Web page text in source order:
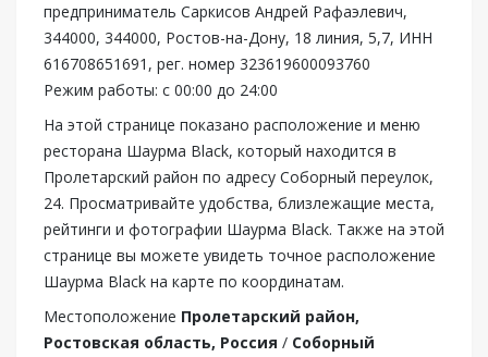
предприниматель Саркисов Андрей Рафаэлевич,
344000, 344000, Ростов-на-Дону, 18 линия, 5,7, ИНН
616708651691, рег. номер 323619600093760
Режим работы: с 00:00 до 24:00
На этой странице показано расположение и меню
ресторана Шаурма Black, который находится в
Пролетарский район по адресу Соборный переулок,
24. Просматривайте удобства, близлежащие места,
рейтинги и фотографии Шаурма Black. Также на этой
странице вы можете увидеть точное расположение
Шаурма Black на карте по координатам.
Местоположение Пролетарский район,
Ростовская область, Россия / Соборный